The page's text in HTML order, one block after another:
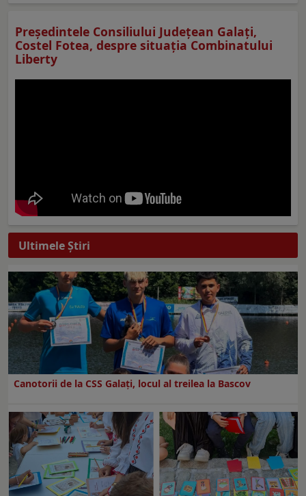
Preşedintele Consiliului Judeţean Galaţi,
Costel Fotea, despre situaţia Combinatului
Liberty
Ultimele Ştiri
Canotorii de la CSS Galați, locul al treilea la Bascov